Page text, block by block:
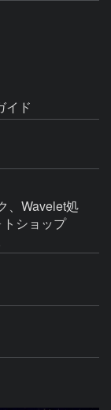
イド
、Wavelet処
ショップ